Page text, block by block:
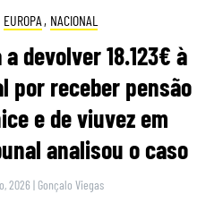
EUROPA , NACIONAL
devolver 18.123€ à
por receber pensão
e de viuvez em
analisou o caso
2026 | Gonçalo Viegas